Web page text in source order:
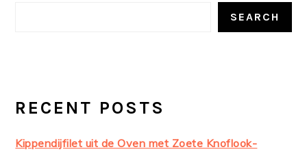
SEARCH
RECENT POSTS
Kippendijfilet uit de Oven met Zoete Knoflook-